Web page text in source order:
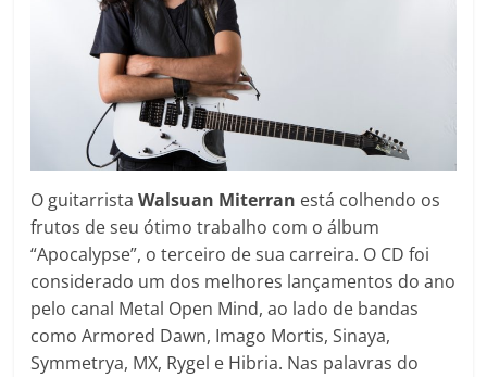
O guitarristaWalsuan Miterran está colhendo os
frutos de seu ótimo trabalho com o álbum
“Apocalypse”, o terceiro de sua carreira. O CD foi
considerado um dos melhores lançamentos do ano
pelo canal Metal Open Mind, ao lado de bandas
como Armored Dawn, Imago Mortis, Sinaya,
Symmetrya, MX, Rygel e Hibria. Nas palavras do